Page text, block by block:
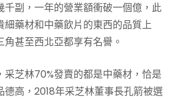
千副，一年的營業額衝破一個億，此
細藥材和中藥飲片的東西的品質上
甚至西北亞都享有名譽。
采芝林70%發賣的都是中藥材，恰是
德高，2018年采芝林董事長孔箭被選